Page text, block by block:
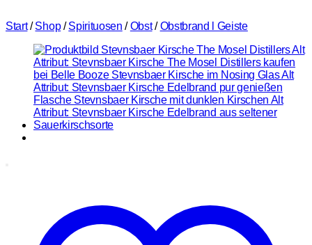
Start / Shop / Spirituosen / Obst / Obstbrand l Geiste